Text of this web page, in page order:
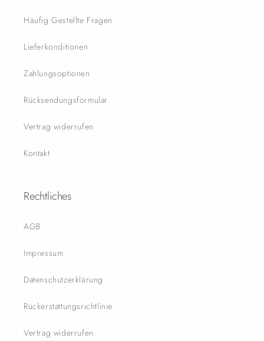
Häufig Gestellte Fragen
Lieferkonditionen
Zahlungsoptionen
Rücksendungsformular
Vertrag widerrufen
Kontakt
Rechtliches
AGB
Impressum
Datenschutzerklärung
Rückerstattungsrichtlinie
Vertrag widerrufen